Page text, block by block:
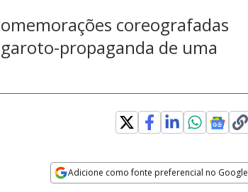
coreografadas
propaganda de uma
Adicione como fonte preferencial no Google